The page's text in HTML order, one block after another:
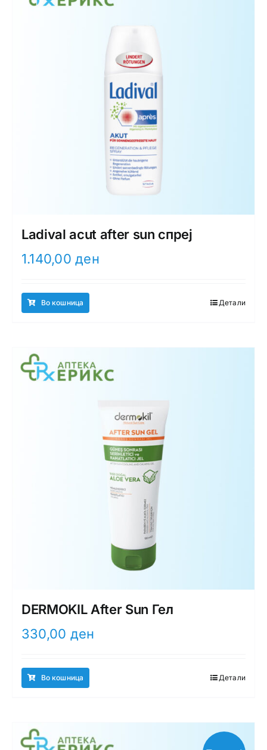
Ladival acut after sun спреј
1.140,00ден
Во кошница Детали
DERMOKIL After Sun Гел
330,00 ден
Во кошница Детали